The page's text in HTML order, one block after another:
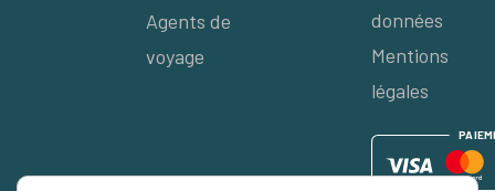
Agents de
voyage
données
Mentions
légales
PAIEM